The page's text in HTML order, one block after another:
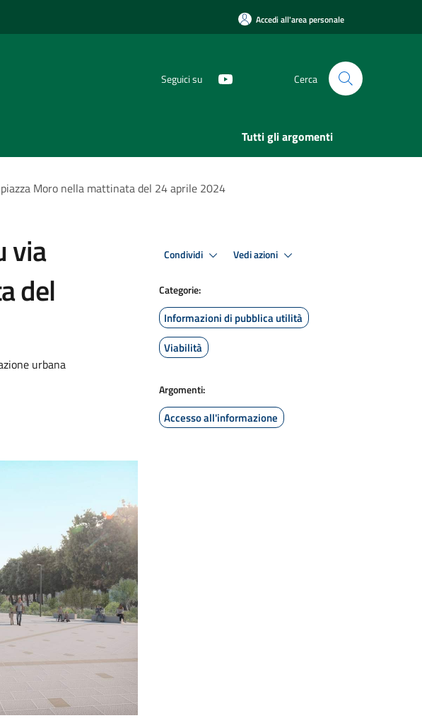
Accedi all'area personale
Seguici su Cerca
Tutti gli argomenti
Moro nella mattinata del 24 aprile 2024
via
del
urbana
Condividi Vedi azioni
Categorie:
Informazioni di pubblica utilità
Viabilità
Argomenti:
Accesso all'informazione